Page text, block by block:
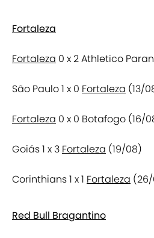
Fortaleza
Fortaleza 0 x 2 Athletico
São Paulo 1 x 0 Fortaleza (13/
Fortaleza 0 x 0 Botafogo (16/
Goiás 1 x 3 Fortaleza (19/08)
Corinthians 1 x 1 Fortaleza
Red Bull Bragantino